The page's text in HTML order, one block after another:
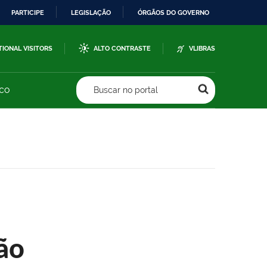
PARTICIPE LEGISLAÇÃO ÓRGÃOS DO GOVERNO
VISITORS ALTO CONTRASTE VLIBRAS
Buscar no portal